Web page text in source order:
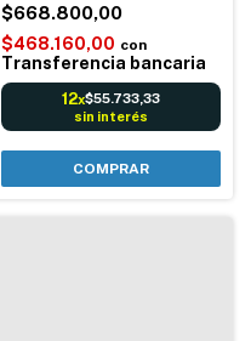
EXIPF + Disco SSD Hiksemi
de 120GB + DVR 8 canales
Hikvision
$668.800,00
$468.160,00 con
Transferencia bancaria
12x$55.733,33
sin interés